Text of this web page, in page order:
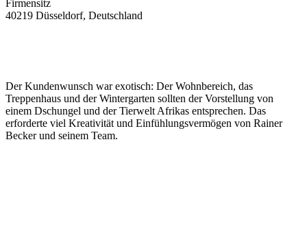
Firmensitz
40219 Düsseldorf, Deutschland
Der Kundenwunsch war exotisch: Der Wohnbereich, das
Treppenhaus und der Wintergarten sollten der Vorstellung von
einem Dschungel und der Tierwelt Afrikas entsprechen. Das
erforderte viel Kreativität und Einfühlungsvermögen von Rainer
Becker und seinem Team.